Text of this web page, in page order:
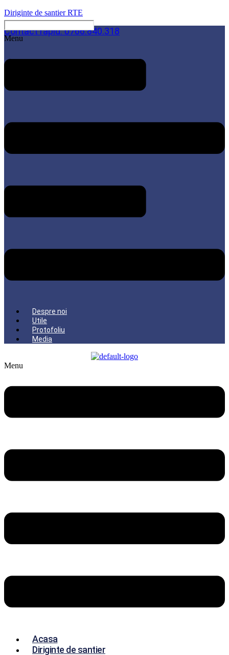
Diriginte de santier RTE
Contact rapid: 0766.840.318
Menu
Despre noi
Utile
Protofoliu
Media
Menu
Acasa
Diriginte de santier